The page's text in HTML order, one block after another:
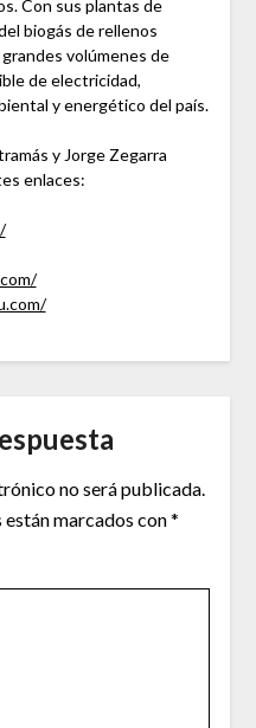
Con sus plantas de
biogás de rellenos
volúmenes de
de electricidad,
y energético del país.
y Jorge Zegarra
enlaces:
no será publicada.
marcados con*